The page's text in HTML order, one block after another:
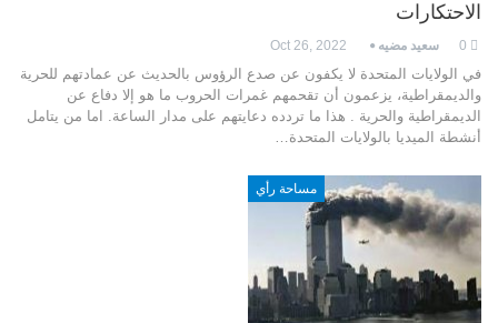
الاحتكارات
سعيد مضيه Oct 26, 2022
في الولايات المتحدة لا يكفون عن صدع الرؤوس بالحديث عن عمادتهم للحرية
والديمقراطية، يزعمون أن تقحمهم غمرات الحروب ما هو إلا دفاع عن
الديمقراطية والحرية . هذا ما تردده دعايتهم على مدار الساعة. اما من يتامل
أنشطة الميديا بالولايات المتحدة…
مساحة رأي